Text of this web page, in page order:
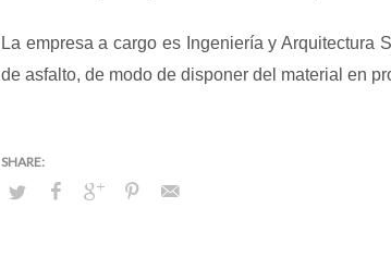
La empresa a cargo es Ingeniería y
de asfalto, de modo de disponer del material en